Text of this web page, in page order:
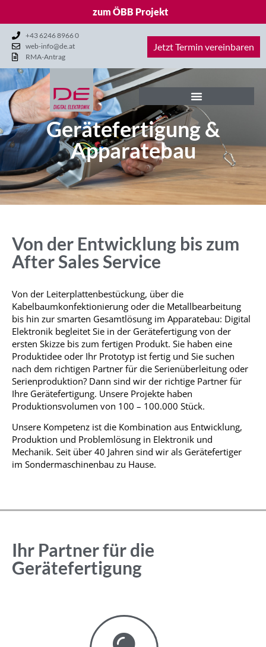
zum ÖBB Projekt
+43 6246 8966 0
web-info@de.at
RMA-Antrag
Jetzt Termin vereinbaren
Geräte­fertigung &
Apparatebau
Von der Entwicklung bis zum
After Sales Service
Von der Leiterplattenbestückung, über die
Kabelbaumkonfektionierung oder die Metallbearbeitung
bis hin zur smarten Gesamtlösung im Apparatebau: Digital
Elektronik begleitet Sie in der Gerätefertigung von der
ersten Skizze bis zum fertigen Produkt. Sie haben eine
Produktidee oder Ihr Prototyp ist fertig und Sie suchen
nach dem richtigen Partner für die Serienüberleitung oder
Serienproduktion? Dann sind wir der richtige Partner für
Ihre Gerätefertigung. Unsere Projekte haben
Produktionsvolumen von 100 – 100.000 Stück.
Unsere Kompetenz ist die Kombination aus Entwicklung,
Produktion und Problemlösung in Elektronik und
Mechanik. Seit über 40 Jahren sind wir als Gerätefertiger
im Sondermaschinenbau zu Hause.
Ihr Partner für die
Geräte­fertigung